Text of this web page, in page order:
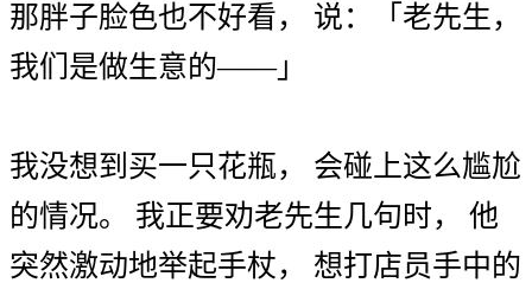
那胖子脸色也不好看， 说： 「 老先生 ，
我们 是做生意的——」
我没想到 买一只花瓶， 会碰上这么尴尬
的情况。 我正要劝老先生几句时，
他
突然激动地举起手杖， 想打店员手中的